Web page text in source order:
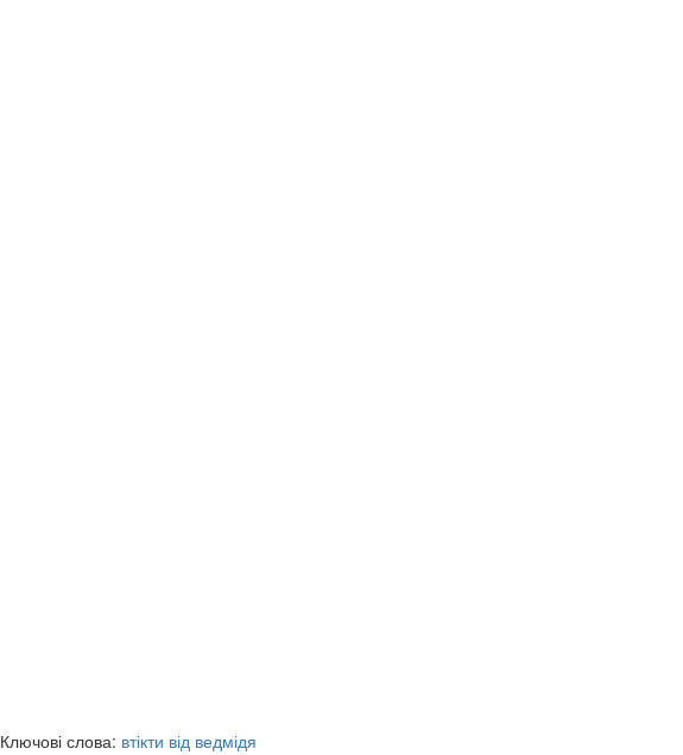
Ключові слова: втікти від ведмідя